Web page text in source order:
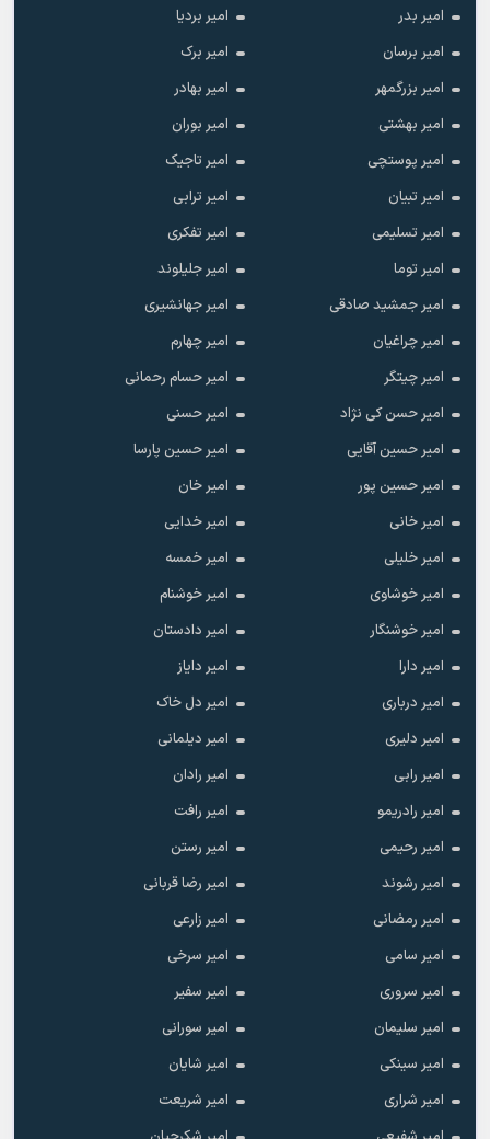
امیر بدر
امیر بردیا
امیر برسان
امیر برک
امیر بزرگمهر
امیر بهادر
امیر بهشتی
امیر بوران
امیر پوستچی
امیر تاجیک
امیر تبیان
امیر ترابی
امیر تسلیمی
امیر تفکری
امیر توما
امیر جلیلوند
امیر جمشید صادقی
امیر جهانشیری
امیر چراغیان
امیر چهارم
امیر چیتگر
امیر حسام رحمانی
امیر حسن کی نژاد
امیر حسنی
امیر حسین آقایی
امیر حسین پارسا
امیر حسین پور
امیر خان
امیر خانی
امیر خدایی
امیر خلیلی
امیر خمسه
امیر خوشاوی
امیر خوشنام
امیر خوشنگار
امیر دادستان
امیر دارا
امیر دایاز
امیر درباری
امیر دل خاک
امیر دلیری
امیر دیلمانی
امیر رابی
امیر رادان
امیر رادریمو
امیر رافت
امیر رحیمی
امیر رستن
امیر رشوند
امیر رضا قربانی
امیر رمضانی
امیر زارعی
امیر سامی
امیر سرخی
امیر سروری
امیر سفیر
امیر سلیمان
امیر سورانی
امیر سینکی
امیر شایان
امیر شراری
امیر شریعت